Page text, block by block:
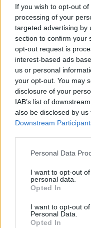
If you wish to opt-out
processing of your
targeted advertising by
section to confirm your
opt-out request is
interest-based ads
us or personal
your opt-out. You may
disclosure of your
IAB’s list of
also be disclosed by
Downstream
Please note that this
not limited to your visit
grant or deny consent
use your data for
consent section.
Personal Data
I want to opt-out
personal data.
Opted In
I want to opt-out
Personal Data.
Opted In
Kubába utazik,
kubai művészek
Debrecen egyik
kap helyt. A Kortárs
külföldön is hírnévre
grafikusművészek
magát a neves
megismertetésében,
művészet Amerikai
számos országában
közönség számára
festészet után most a
művészetet állítja ki. A
összeállított "New
anyag a város